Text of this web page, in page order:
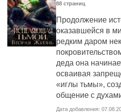
88 cтраниц
Продолжение
оказавшейся в
редким даром
деда она
осваивая
«иглы тьмы»,
общение с
Дата добавления: